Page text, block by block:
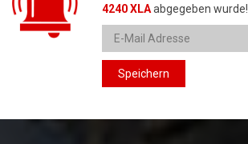
4240 XLAabgegeben wurde!
Speichern